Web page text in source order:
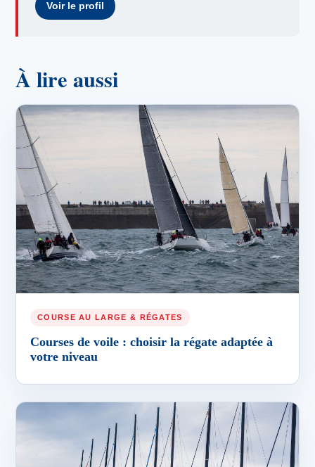
Voir le profil
À lire aussi
COURSE AU LARGE & RÉGATES
Courses de voile : choisir la régate adaptée à
votre niveau